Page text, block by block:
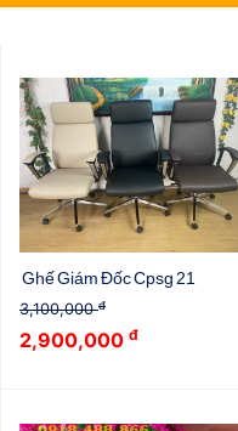
Ghế Giám Đốc Cpsg 21
3,100,000đ
2,900,000 đ